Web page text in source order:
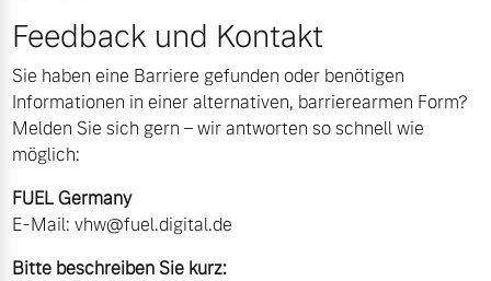
Feedback und Kontakt
Sie haben eine Barriere gefunden oder benötigen
Informationen in einer alternativen, barrierearmen Form?
Melden Sie sich gern – wir antworten so schnell wie
möglich:
FUEL Germany
E‑Mail:vhw@fuel.digital.de
Bitte beschreiben Sie kurz: